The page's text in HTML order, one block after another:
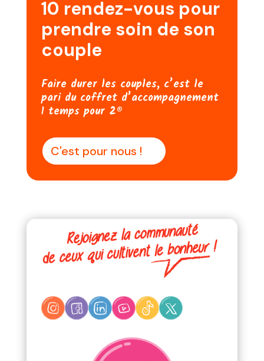
10 rendez-vous pour
prendre soin de son
couple
Faire durer les couples, c’est le
pari du coffret d’accompagnement
1 temps pour 2®
C'est pour nous !